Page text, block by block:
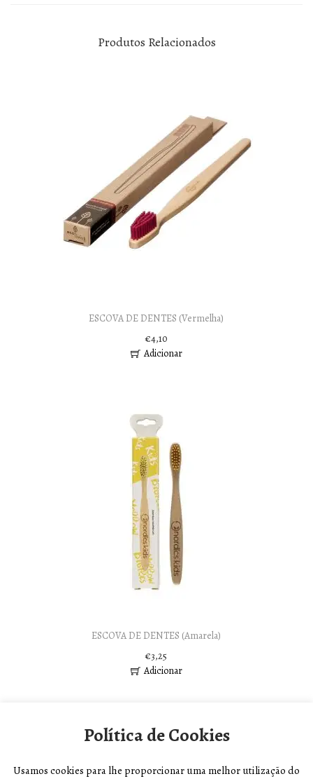
Produtos Relacionados
ESCOVA DE DENTES (Vermelha)
€4,10
Adicionar
ESCOVA DE DENTES (Amarela)
€3,25
Adicionar
Política de Cookies
Usamos cookies para lhe proporcionar uma melhor utilização do